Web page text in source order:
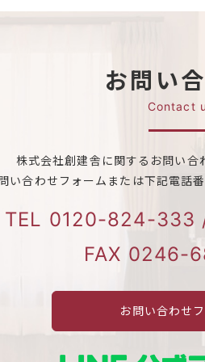
お問い
Contact
株式会社創建舎に関する お問い合
い合わせフォームまたは下記電話
TEL 0120-824-333
FAX 0246-
お問い合わせ